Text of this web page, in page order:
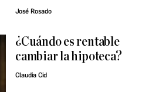
José Rosado
¿Cuándo es rentable
cambiar la hipoteca?
Claudia Cid